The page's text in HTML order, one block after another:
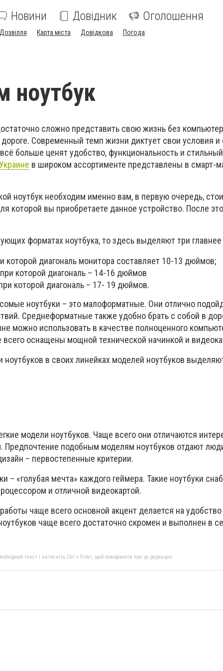
Новини Довідник Оголошення
Дозвілля Карта міста Довідкова Погода
ноутбук
сложно представить свою жизнь без
Современный темп жизни диктует свои условия и
больше ценят удобство, функциональность и
в широком ассортименте представлены в смарт-
ноутбук необходим именно вам, в первую очередь,
которой вы приобретаете данное устройство. После
форматах ноутбука, то здесь выделяют три
которой диагональ монитора составляет 10-13 дюймов;
которой диагональ – 14-16 дюймов
которой диагональ – 17- 19 дюймов.
ноутбуки – это малоформатные. Они отлично
Среднеформатные также удобно брать с собой в
можно использовать в качестве полноценного
оснащены мощной технической начинкой и
в своих линейках моделей ноутбуков
модели ноутбуков. Чаще всего они отличаются
Предпочтение подобным моделям ноутбуков отдают
– первостепенные критерии.
– «голубая мечта» каждого геймера. Такие ноутбуки
и отличной видеокартой.
чаще всего основной акцент делается на
чаще всего достаточно скромен и выполнен в
текст і натисніть Ctrl + Enter, щоб повідомити про це редакцію